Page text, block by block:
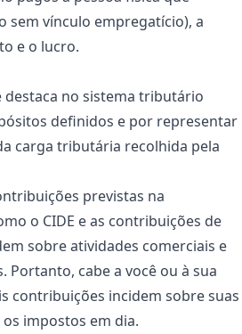
sem vínculo empregatício), a
e o lucro.
destaca no sistema tributário
definidos e por representar
carga tributária recolhida pela
previstas na
o CIDE e as contribuições de
sobre atividades comerciais e
Portanto, cabe a você ou à sua
contribuições incidem sobre suas
impostos em dia.